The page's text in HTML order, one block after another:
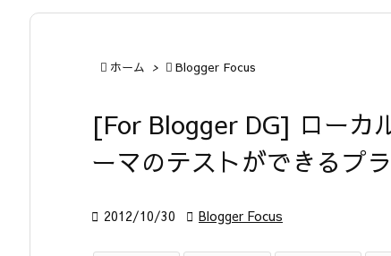
 ホーム >  Blogger Focus
[For Blogger DG] ローカ
ーマのテストができるプ
 2012/10/30  Blogger Focus